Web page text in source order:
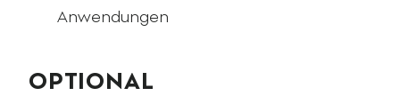
Anwendungen
OPTIONAL